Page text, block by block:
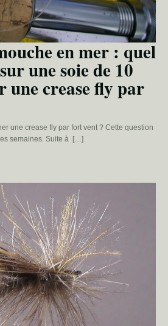
en mer : quel
une soie de 10
crease fly par
une crease fly par fort vent ? Cette question
semaines. Suite à […]